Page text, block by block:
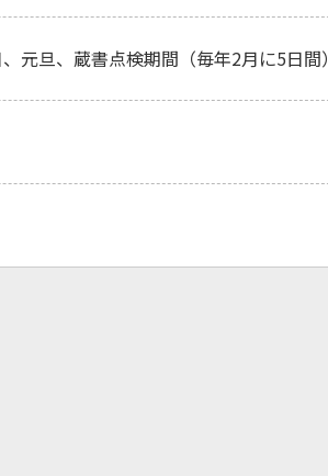
元旦、蔵書点検期間（毎年2月に5日間）